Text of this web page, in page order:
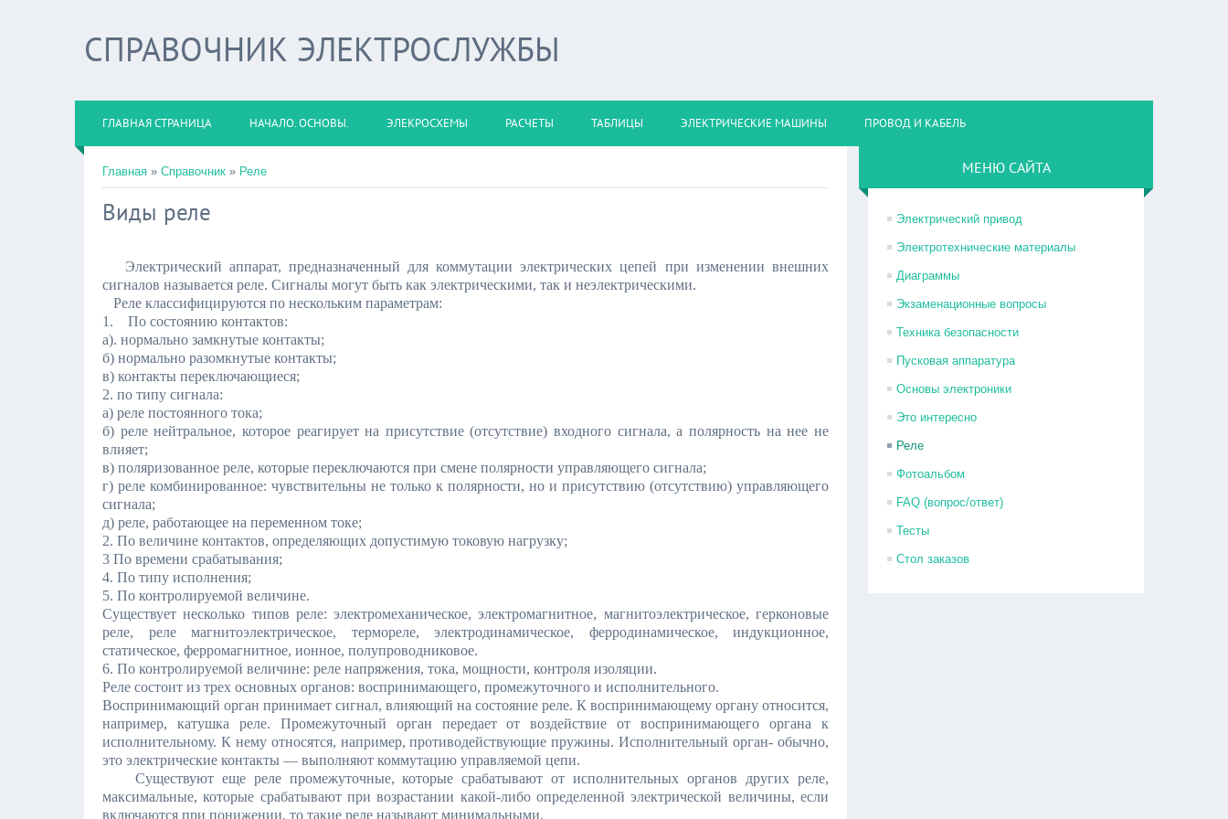
СПРАВОЧНИК ЭЛЕКТРОСЛУЖБЫ
ГЛАВНАЯ СТРАНИЦА НАЧАЛО. ОСНОВЫ. ЭЛЕКРОСХЕМЫ РАСЧЕТЫ ТАБЛИЦЫ ЭЛЕКТРИЧЕСКИЕ МАШИНЫ ПРОВОД И КАБЕЛЬ
Главная » Справочник » Реле
Виды реле
Электрический аппарат, предназначенный для коммутации электрических цепей при изменении внешних
сигналов называется реле. Сигналы могут быть как электрическими, так и неэлектрическими.
Реле классифицируются по нескольким параметрам:
1. По состоянию контактов:
а). нормально замкнутые контакты;
б) нормально разомкнутые контакты;
в) контакты переключающиеся;
2. по типу сигнала:
а) реле постоянного тока;
б) реле нейтральное, которое реагирует на присутствие (отсутствие) входного сигнала, а полярность на нее не
влияет;
в) поляризованное реле, которые переключаются при смене полярности управляющего сигнала;
г) реле комбинированное: чувствительны не только к полярности, но и присутствию (отсутствию) управляющего
сигнала;
д) реле, работающее на переменном токе;
2. По величине контактов, определяющих допустимую токовую нагрузку;
3 По времени срабатывания;
4. По типу исполнения;
5. По контролируемой величине.
Существует несколько типов реле: электромеханическое, электромагнитное, магнитоэлектрическое, герконовые
реле, реле магнитоэлектрическое, термореле, электродинамическое, ферродинамическое, индукционное,
статическое, ферромагнитное, ионное, полупроводниковое.
6. По контролируемой величине: реле напряжения, тока, мощности, контроля изоляции.
Реле состоит из трех основных органов: воспринимающего, промежуточного и исполнительного.
Воспринимающий орган принимает сигнал, влияющий на состояние реле. К воспринимающему органу относится,
например, катушка реле. Промежуточный орган передает от воздействие от воспринимающего органа к
исполнительному. К нему относятся, например, противодействующие пружины. Исполнительный орган- обычно,
это электрические контакты — выполняют коммутацию управляемой цепи.
Существуют еще реле промежуточные, которые срабатывают от исполнительных органов других реле,
максимальные, которые срабатывают при возрастании какой-либо определенной электрической величины, если
включаются при понижении, то такие реле называют минимальными.
МЕНЮ САЙТА
Электрический привод
Электротехнические материалы
Диаграммы
Экзаменационные вопросы
Техника безопасности
Пусковая аппаратура
Основы электроники
Это интересно
Реле
Фотоальбом
FAQ (вопрос/ответ)
Тесты
Стол заказов